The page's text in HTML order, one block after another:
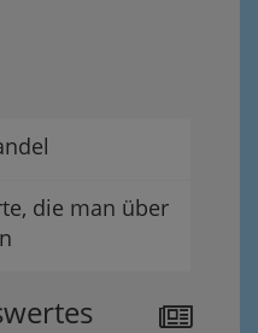
die man über